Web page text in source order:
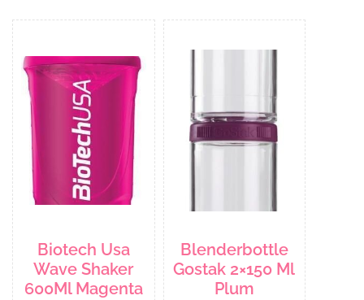
Biotech Usa
Wave Shaker
600Ml Magenta
Blenderbottle
Gostak 2×150 Ml
Plum